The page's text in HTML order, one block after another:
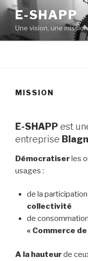
Aller
au
contenu
principal
E-SHAPP
Une vision, une mission
MISSION
E-SHAPP est
entreprise
Démocratiserles
usages :
de la
collectivité
de
« Commerce
A la hauteurde